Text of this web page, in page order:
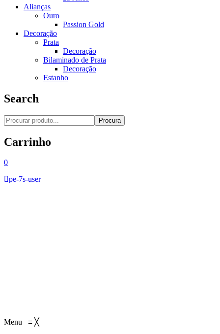
Alianças
Ouro
Passion Gold
Decoração
Prata
Decoração
Bilaminado de Prata
Decoração
Estanho
Search
Procura
Carrinho
0
pe-7s-user
Menu ≡ ╳